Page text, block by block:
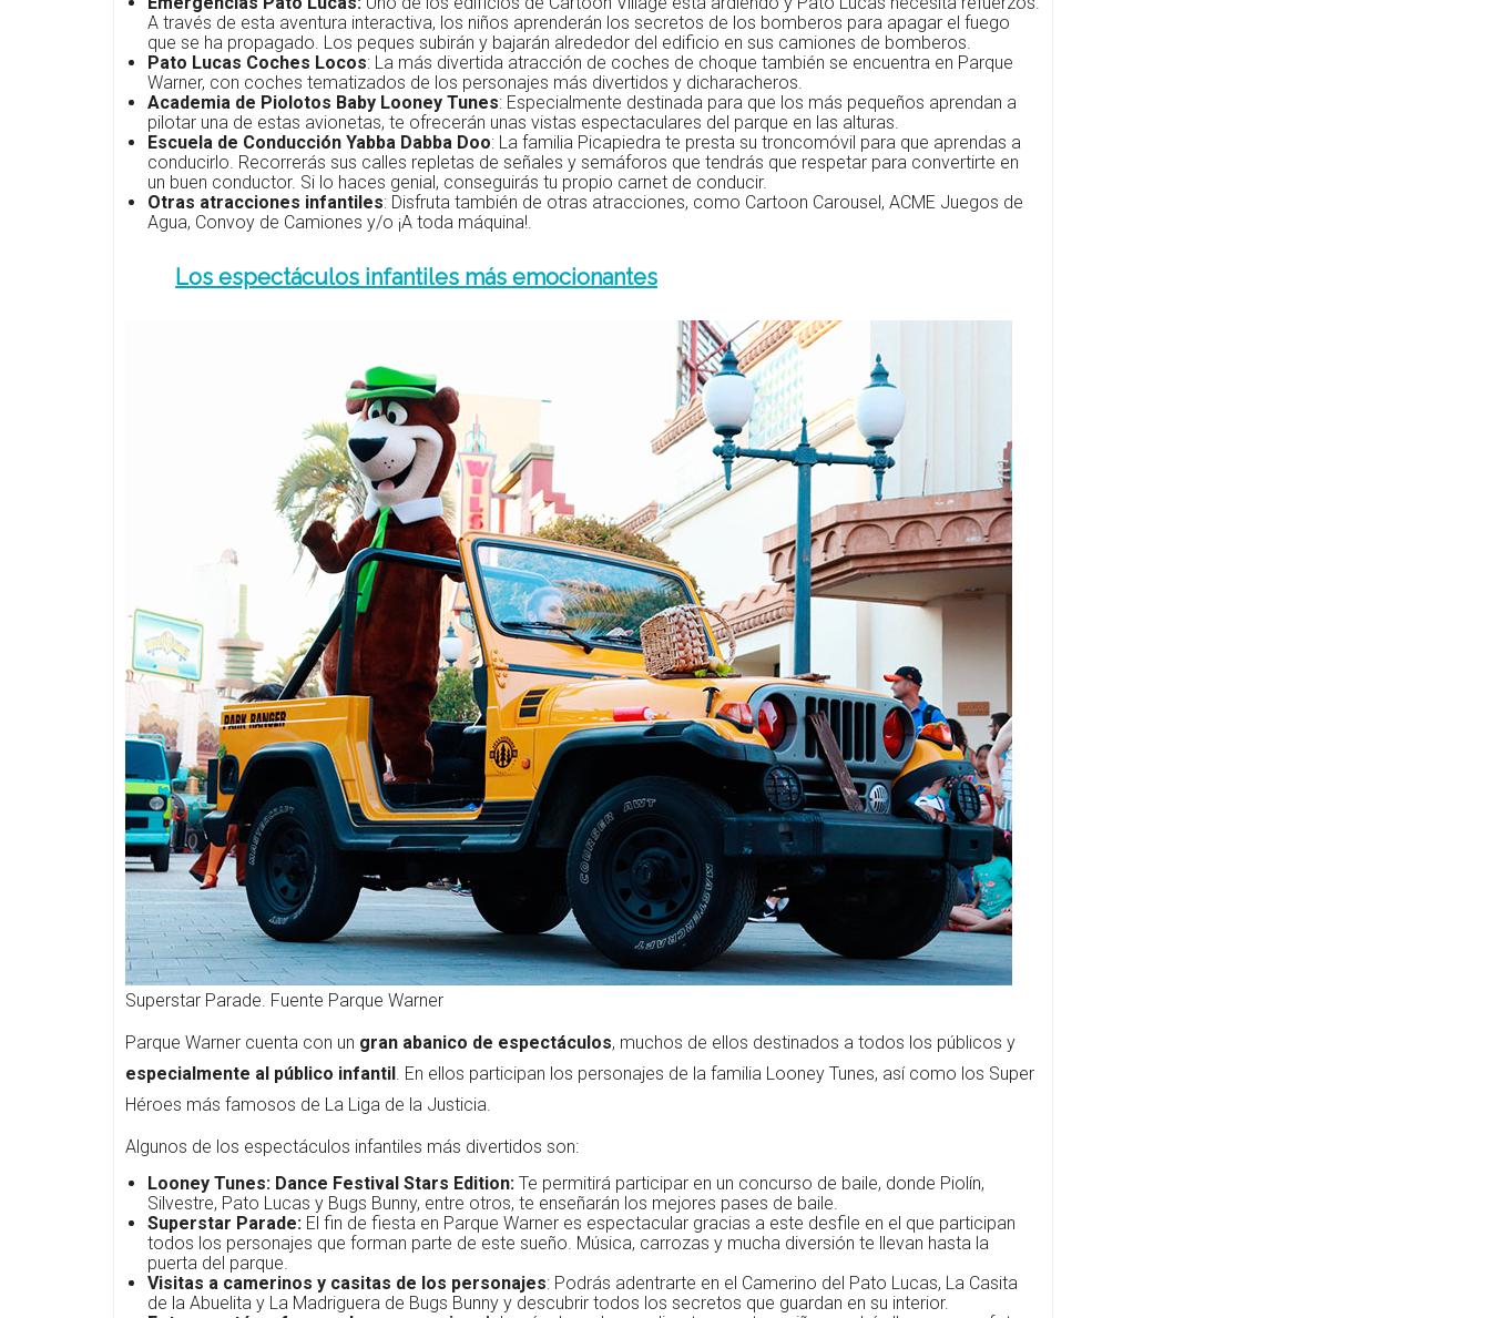
A través de esta aventura interactiva, los niños aprenderán los secretos de los bomberos para apagar el fuego
que se ha propagado. Los peques subirán y bajarán alrededor del edificio en sus camiones de bomberos.
Pato Lucas Coches Locos: La más divertida atracción de coches de choque también se encuentra en Parque
Warner, con coches tematizados de los personajes más divertidos y dicharacheros.
Academia de Piolotos Baby Looney Tunes: Especialmente destinada para que los más pequeños aprendan a
pilotar una de estas avionetas, te ofrecerán unas vistas espectaculares del parque en las alturas.
Escuela de Conducción Yabba Dabba Doo: La familia Picapiedra te presta su troncomóvil para que aprendas a
conducirlo. Recorrerás sus calles repletas de señales y semáforos que tendrás que respetar para convertirte en
un buen conductor. Si lo haces genial, conseguirás tu propio carnet de conducir.
Otras atracciones infantiles: Disfruta también de otras atracciones, como Cartoon Carousel, ACME Juegos de
Agua, Convoy de Camiones y/o ¡A toda máquina!.
Los espectáculos infantiles más emocionantes
Superstar Parade. Fuente Parque Warner
Parque Warner cuenta con un gran abanico de espectáculos, muchos de ellos destinados a todos los públicos y
especialmente al público infantil . En ellos participan los personajes de la familia Looney Tunes, así como los Super
Héroes más famosos de La Liga de la Justicia.
Algunos de los espectáculos infantiles más divertidos son:
Looney Tunes: Dance Festival Stars Edition: Te permitirá participar en un concurso de baile, donde Piolín,
Silvestre, Pato Lucas y Bugs Bunny, entre otros, te enseñarán los mejores pases de baile.
Superstar Parade: El fin de fiesta en Parque Warner es espectacular gracias a este desfile en el que participan
todos los personajes que forman parte de este sueño. Música, carrozas y mucha diversión te llevan hasta la
puerta del parque.
Visitas a camerinos y casitas de los personajes: Podrás adentrarte en el Camerino del Pato Lucas, La Casita
de la Abuelita y La Madriguera de Bugs Bunny y descubrir todos los secretos que guardan en su interior.